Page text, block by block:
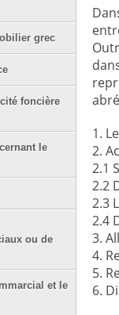
grec
foncière
le
ou de
et le
1.
2.
2.1
2.2
2.3
2.4
3.
4.
5.
6.